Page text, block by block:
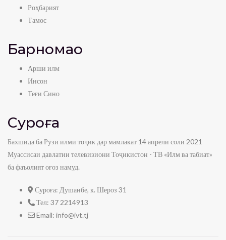
Роҳбарият
Тамос
Барномаҳо
Арши илм
Инсон
Теғи Сино
Суроға
Бахшида ба Рӯзи илми тоҷик дар мамлакат 14 апрели соли 2021
Муассисаи давлатии телевизиони Тоҷикистон - ТВ «Илм ва табиат»
ба фаъолият оғоз намуд.
Суроға: Душанбе, к. Шероз 31
Тел: 37 2214913
Email: info@ivt.tj